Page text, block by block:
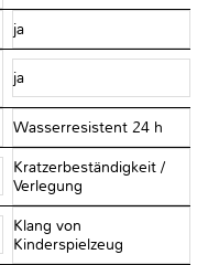
ja
ja
Wasserresistent 24 h
Kratzerbeständigkeit /
Verlegung
Klang von
Kinderspielzeug